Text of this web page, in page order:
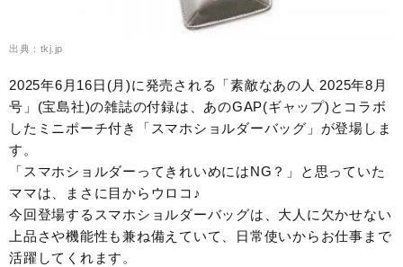
出典：tkj.jp
2025年6月16日(月)に発売される「素敵なあの人 2025年8月
号」(宝島社)の雑誌の付録は、あのGAP(ギャップ)とコラボ
したミニポーチ付き「スマホショルダーバッグ」が登場しま
す。
「スマホショルダーってきれいめにはNG？」と思っていた
ママは、まさに目からウロコ♪
今回登場するスマホショルダーバッグは、大人に欠かせない
上品さや機能性も兼ね備えていて、日常使いからお仕事まで
活躍してくれます。